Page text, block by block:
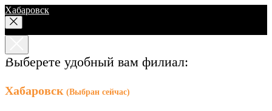
Хабаровск
Выберете удобный вам филиал:
Хабаровск (Выбран сейчас)